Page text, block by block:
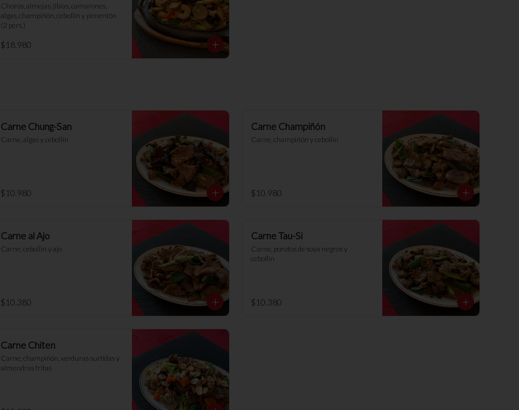
Choros, almejas, jibias, camarones,
algas, champiñón, cebollín y pimentón
(2 pers.)
$18.980
Carne Chung-San
Carne, algas y cebollín
$10.980
Carne Champiñón
Carne, champiñón y cebollín
$10.980
Carne al Ajo
Carne, cebollín y ajo
$10.380
Carne Tau-Si
Carne, porotos de soya negros y
cebollín
$10.380
Carne Chiten
Carne, champiñón, verduras surtidas y
almendras fritas